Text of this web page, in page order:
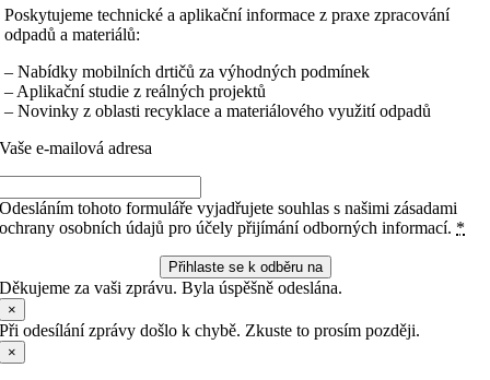
Poskytujeme technické a aplikační informace z praxe zpracování
odpadů a materiálů:
– Nabídky mobilních drtičů za výhodných podmínek
– Aplikační studie z reálných projektů
– Novinky z oblasti recyklace a materiálového využití odpadů
Vaše e-mailová adresa
Odesláním tohoto formuláře vyjadřujete souhlas s našimi zásadami
ochrany osobních údajů pro účely přijímání odborných informací. *
Přihlaste se k odběru na
Děkujeme za vaši zprávu. Byla úspěšně odeslána.
×
Při odesílání zprávy došlo k chybě. Zkuste to prosím později.
×